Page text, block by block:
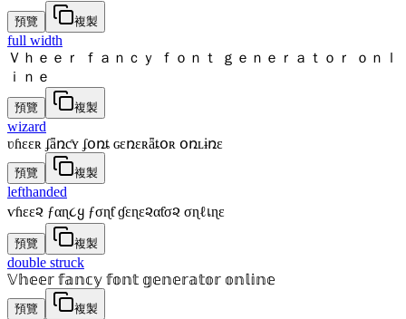
預覽 複製
full width
Ｖｈｅｅｒ ｆａｎｃｙ ｆｏｎｔ ｇｅｎｅｒａｔｏｒ ｏｎｌ
ｉｎｅ
預覽 複製
wizard
ʋɦɛɛʀ ʄǟռƈʏ ʄօռȶ ɢɛռɛʀǟȶօʀ օռʟɨռɛ
預覽 複製
lefthanded
ѵɦεε૨ ƒαɳ૮ყ ƒσɳƭ ɠεɳε૨αƭσ૨ σɳℓเɳε
預覽 複製
double struck
𝕍𝕙𝕖𝕖𝕣 𝕗𝕒𝕟𝕔𝕪 𝕗𝕠𝕟𝕥 𝕘𝕖𝕟𝕖𝕣𝕒𝕥𝕠𝕣 𝕠𝕟𝕝𝕚𝕟𝕖
預覽 複製